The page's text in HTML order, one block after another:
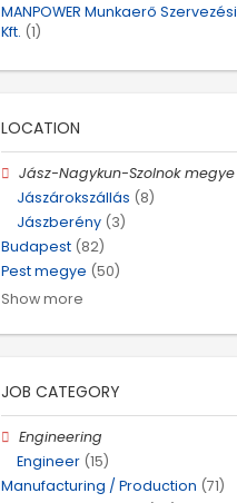
MANPOWER Munkaerő Szervezési
Kft. (1)
LOCATION
Jász-Nagykun-Szolnok megye
Jászárokszállás (8)
Jászberény (3)
Budapest (82)
Pest megye (50)
Show more
JOB CATEGORY
Engineering
Engineer (15)
Manufacturing / Production (71)